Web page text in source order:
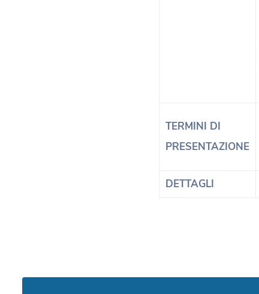
TERMINI DI
PRESENTAZIONE
DETTAGLI